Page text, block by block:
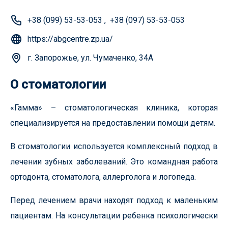
+38 (099) 53-53-053 , +38 (097) 53-53-053
https://abgcentre.zp.ua/
г. Запорожье, ул. Чумаченко, 34А
О стоматологии
«Гамма» – стоматологическая клиника, которая
специализируется на предоставлении помощи детям.
В стоматологии используется комплексный подход в
лечении зубных заболеваний. Это командная работа
ортодонта, стоматолога, аллерголога и логопеда.
Перед лечением врачи находят подход к маленьким
пациентам. На консультации ребенка психологически